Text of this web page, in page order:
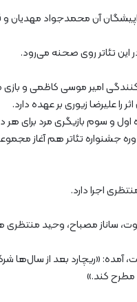
آن محمدجواد
امیر موسی کاظمی و بازی
علیرضا زیوری بر عهده دارد.
و سوم بازیگری مرد برای هر
دوره جشنواره تئاتر هم آغاز
اجرا دارد.
ساناز ‌مصباح، وحید
«ریچارد بعد از سال‌ها شرکت
مطرح کند.»